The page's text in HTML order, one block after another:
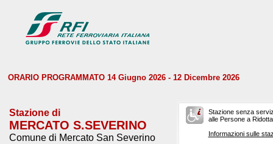
ORARIO PROGRAMMATO 14 Giugno 2026 - 12 Dicembre 2026
Stazione di
MERCATO S.SEVERINO
Comune di Mercato San Severino
Stazione senza
alle Persone a
Informazioni sulle